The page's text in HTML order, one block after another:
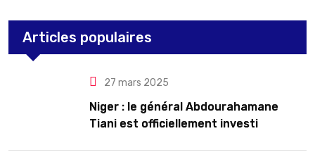
Articles populaires
27 mars 2025
Niger : le général Abdourahamane
Tiani est officiellement investi